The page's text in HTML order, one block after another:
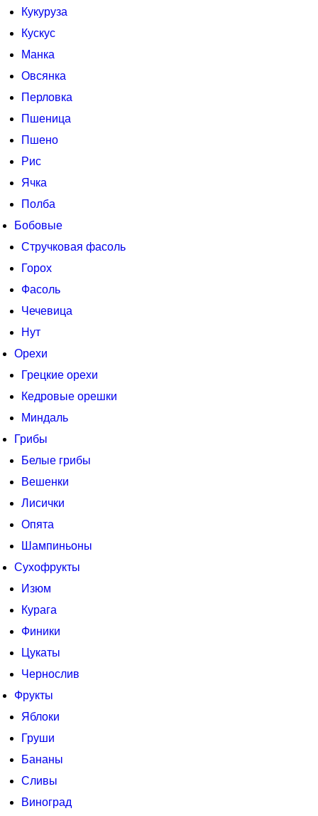
Кукуруза
Кускус
Манка
Овсянка
Перловка
Пшеница
Пшено
Рис
Ячка
Полба
Бобовые
Стручковая фасоль
Горох
Фасоль
Чечевица
Нут
Орехи
Грецкие орехи
Кедровые орешки
Миндаль
Грибы
Белые грибы
Вешенки
Лисички
Опята
Шампиньоны
Сухофрукты
Изюм
Курага
Финики
Цукаты
Чернослив
Фрукты
Яблоки
Груши
Бананы
Сливы
Виноград